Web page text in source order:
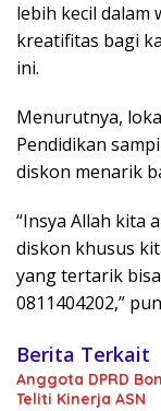
lebih kecil dalam
kreatifitas bagi
ini.
Menurutnya,
Pendidikan
diskon menarik
“Insya Allah kita
diskon khusus
yang tertarik
0811404202,”
Berita Terkait
Anggota DPRD
Teliti Kinerja ASN